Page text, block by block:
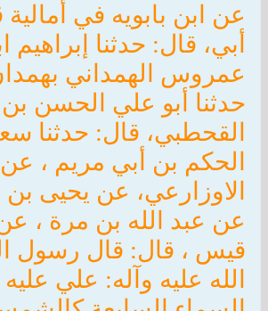
عن ابن بابويه في أمالية
أبي، قال: حدثنا إبراهيم
عمروس الهمداني
حدثنا أبو علي الحسن
القحطبي، قال: حدثنا
الحكم بن أبي مريم ،
الاوزارعي، عن يحيى بن
عن عبد الله بن مرة ،
قيس ، قال: قال رسول
الله عليه وآله: علي